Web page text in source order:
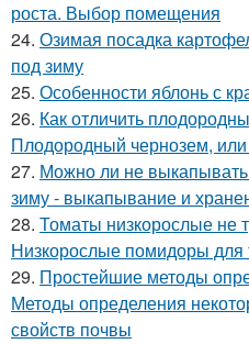
роста. Выбор помещения
24. Озимая посадка
под зиму
25. Особенности яблонь с
26. Как отличить
Плодородный чернозем,
27. Можно ли не
зиму - выкапывание и
28. Томаты низкорослые не
Низкорослые помидоры для
29. Простейшие методы
Методы определения
свойств почвы